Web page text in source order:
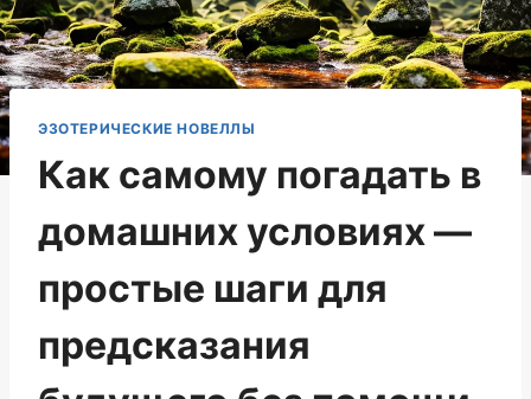
ЭЗОТЕРИЧЕСКИЕ НОВЕЛЛЫ
Как самому погадать в
домашних условиях —
простые шаги для
предсказания